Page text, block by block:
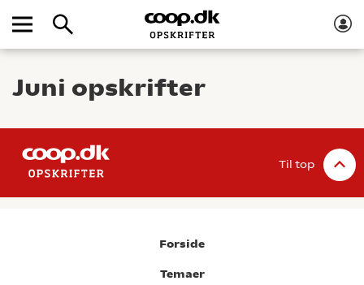
Juni opskrifter
Til top
Forside
Temaer